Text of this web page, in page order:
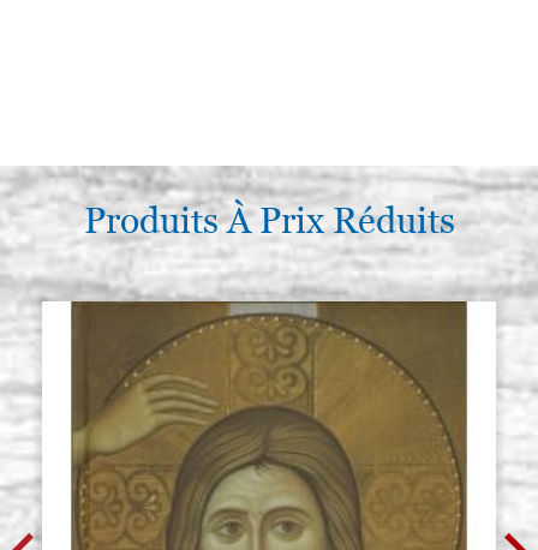
Produits À Prix Réduits